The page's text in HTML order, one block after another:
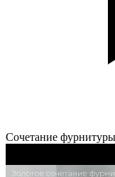
Сочетание